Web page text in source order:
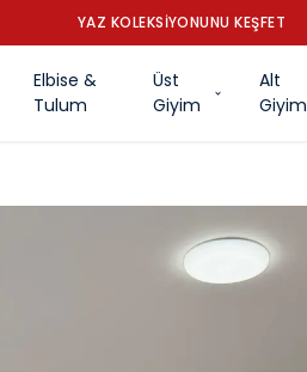
YAZ KOLEKSİYONUNU KEŞFET
Elbise &
Tulum
Üst
Giyim
Alt
Giyim